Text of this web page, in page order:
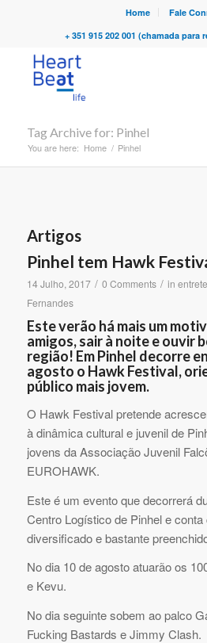
Home
Fale
+ 351 915 202 001 (chamada para
Tag Archive for: Pinhel
You are here: Home / Pinhel
Artigos
Pinhel tem Hawk
14 Julho, 2017 / 0 Comments / in
Fernandes
Este verão há mais um
amigos, sair à noite e ouvir
região! Em Pinhel decorre
agosto o Hawk Festival,
público mais jovem.
O Hawk Festival pretende
à dinâmica cultural e juvenil de
jovens da Associação Juvenil
EUROHAWK.
Este é um evento que decorrerá
Centro Logístico de Pinhel e
diversificado e bastante
No dia 10 de agosto atuarão os
e Kevu.
No dia seguinte sobem ao palco
Fucking Bastards e Jimmy Clash.